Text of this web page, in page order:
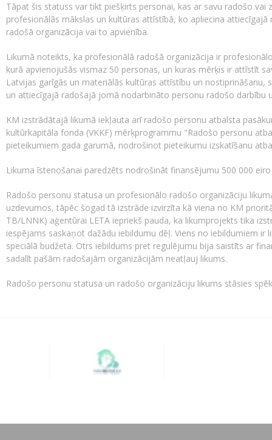
Tāpat šis statuss var tikt piešķirts personai, kas ar savu radošo vai
profesionālās mākslas un kultūras attīstībā, ko apliecina
radošā organizācija vai to apvienība.
Likumā noteikts, ka profesionālā radošā organizācija ir
kurā apvienojušās vismaz 50 personas, un kuras mērķis ir attīstīt
Latvijas garīgās un materiālās kultūras attīstību un nostiprināšanu,
un attiecīgajā radošajā jomā nodarbināto personu radošo darbību
KM izstrādātajā likumā iekļauta arī radošo personu atbalsta
kultūrkapitāla fonda (VKKF) mērķprogrammu "Radošo personu
pieteikumiem gada garumā, nodrošinot pieteikumu izskatīšanu
Likuma īstenošanai paredzēts nodrošināt finansējumu 500 000
Radošo personu statusa un profesionālo radošo organizāciju
uzdevumos, tāpēc šogad tā izstrāde izvirzīta kā viena no KM
TB/LNNK) aģentūrai LETA iepriekš pauda, ka likumprojekts tika
iespējams saskaņot dažādu iebildumu dēļ. Viens no iebildumiem
speciālā budžeta. Otrs iebildums pret regulējumu bija saistīts ar
sadalīt pašām radošajām organizācijām neatļauj likums.
Radošo personu statusa un radošo organizāciju likums stāsies